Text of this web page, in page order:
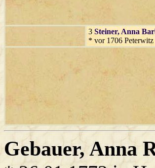
3 Steiner, Anna
* vor 1706 Peterwitz
Gebauer, Anna